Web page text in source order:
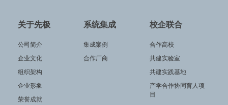
关于先极
公司简介
企业文化
组织架构
企业形象
荣誉成就
系统集成
集成案例
合作厂商
校企联合
合作高校
共建实验室
共建实践基地
产学合作协同育人项
目